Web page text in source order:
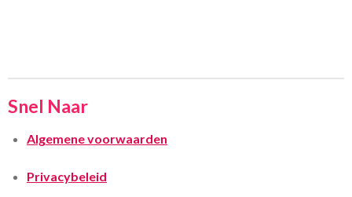
Snel Naar
Algemene voorwaarden
Privacybeleid